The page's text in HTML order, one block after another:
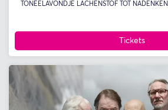
TONEELAVONDJE LACHENSTOF TOT NADENKEN
Tickets